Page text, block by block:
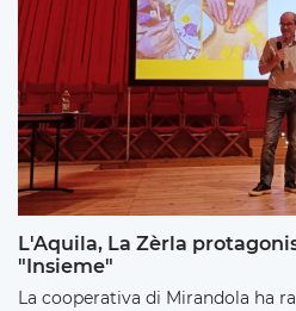
L'Aquila, La Zèrla
"Insieme"
La cooperativa di Mirandola ha